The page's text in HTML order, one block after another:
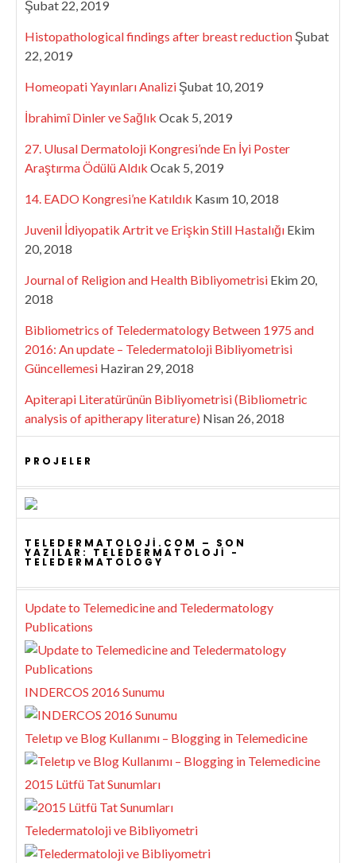
Şubat 22, 2019
Histopathological findings after breast reduction Şubat
22, 2019
Homeopati Yayınları Analizi Şubat 10, 2019
İbrahimî Dinler ve Sağlık Ocak 5, 2019
27. Ulusal Dermatoloji Kongresi’nde En İyi Poster
Araştırma Ödülü Aldık Ocak 5, 2019
14. EADO Kongresi’ne Katıldık Kasım 10, 2018
Juvenil İdiyopatik Artrit ve Erişkin Still Hastalığı Ekim
20, 2018
Journal of Religion and Health Bibliyometrisi Ekim 20,
2018
Bibliometrics of Teledermatology Between 1975 and
2016: An update – Teledermatoloji Bibliyometrisi
Güncellemesi Haziran 29, 2018
Apiterapi Literatürünün Bibliyometrisi (Bibliometric
analysis of apitherapy literature) Nisan 26, 2018
PROJELER
TELEDERMATOLOJI.COM – SON
YAZILAR: TELEDERMATOLOJI -
TELEDERMATOLOGY
Update to Telemedicine and Teledermatology
Publications
INDERCOS 2016 Sunumu
Teletıp ve Blog Kullanımı – Blogging in Telemedicine
2015 Lütfü Tat Sunumları
Teledermatoloji ve Bibliyometri